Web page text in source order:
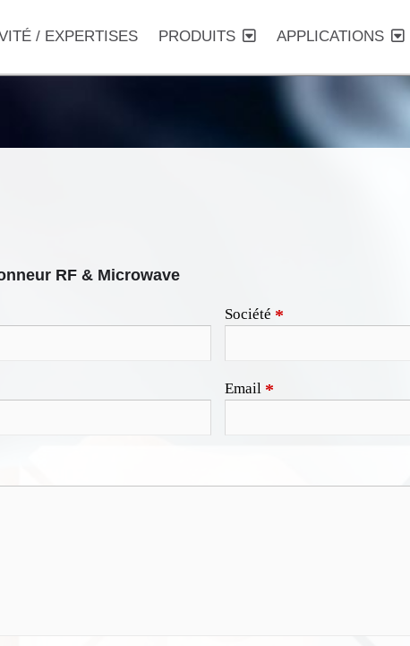
/ EXPERTISES PRODUITS APPLICATIONS
RF & Microwave
Société *
Email *